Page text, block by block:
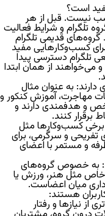
است؟
نیست. قبل از هر
تلگرام و شرایط فعالیت
گروه‌های قدیمی تلگرام
کسب‌وکارهایی مفید
تلگرام دسترسی پیدا
و می‌خواهند از همان ابتدا
به عنوان مثال
مهاجرت، آموزش کنکور و
و هدفمندی دارند و
برقرار کنند.
کسب‌وکارها مثل
تفریحی و سرگرمی، برای
و مستمر با اعضای
به خصوص گروه‌های
مثل هنر، ورزش یا
میان اعضاست.
نیازها و رفتار